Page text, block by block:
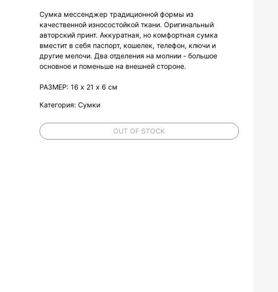
OUT OF STOCK
Сумка мессенджер традиционной формы из
качественной износостойкой ткани. Оригинальный
авторский принт. Аккуратная, но комфортная сумка
вместит в себя паспорт, кошелек, телефон, ключи и
другие мелочи. Два отделения на молнии - большое
основное и поменьше на внешней стороне.
РАЗМЕР: 16 х 21 х 6 см
Категория: Сумки